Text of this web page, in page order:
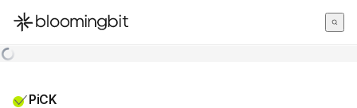
한국어
PiCK